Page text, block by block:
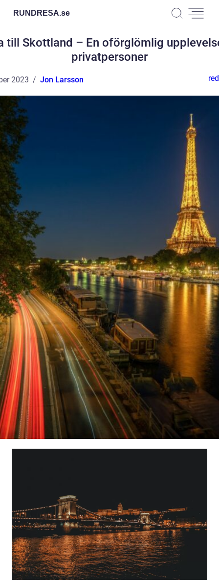
RUNDRESA.se
till Skottland – En oförglömlig
privatpersoner
2023 Jon Larsson